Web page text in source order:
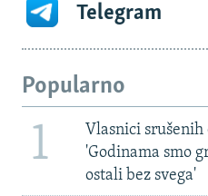
Telegram
Popularno
1
Vlasnici
'Godinama smo
ostali bez svega'